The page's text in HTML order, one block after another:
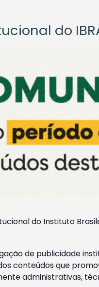
do
do Instituto
de publicidade
conteúdos que
administrativas,